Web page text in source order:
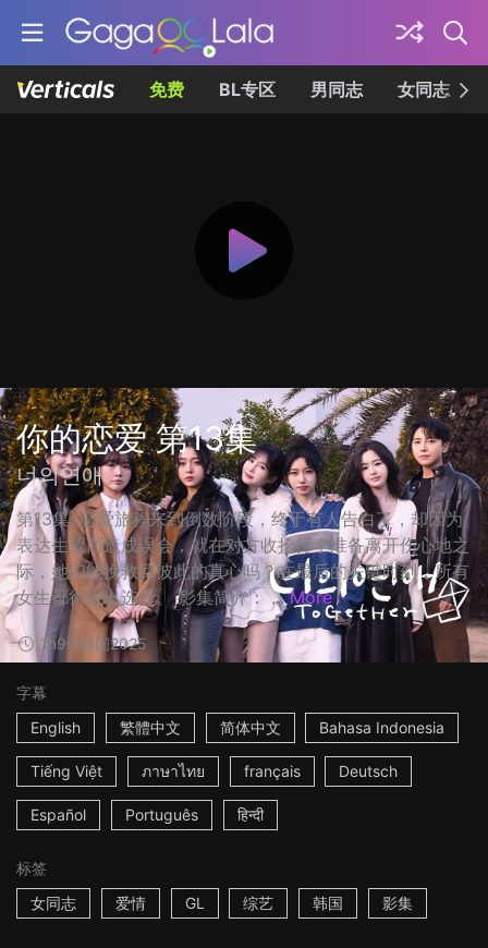
免费 BL专区 男同志 女同志
你的恋爱 第13集
너의연애
第13集: 恋爱旅程来到倒数阶段，终于有人告白了，却因为
表达生涩而造成误会，就在对方收拾行李准备离开伤心地之
际，她们能挽救回彼此的真心吗？在最后的关键时刻，所有
女生都得做出选择。 影集简介： ... More
1h9m韩国2025
字幕
English
繁體中文 简体中文 Bahasa Indonesia
Tiếng Việt ภาษาไทย français Deutsch
Español Português हिन्दी
标签
女同志
爱情 GL 综艺 韩国 影集